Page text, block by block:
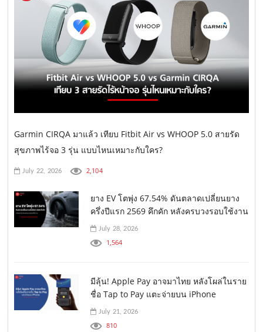
Garmin CIRQA มาแล้ว เทียบ Fitbit Air vs WHOOP 5.0 สายรัด
สุขภาพไร้จอ 3 รุ่น แบบไหนเหมาะกับใคร?
July 22, 2026 2,104
ยาง EV โตพุ่ง 67.54% ดันตลาดเปลี่ยนยาง
ครึ่งปีแรก 2569 คึกคัก หลังครบวงรอบใช้งาน
July 28, 2026
1,564
มีลุ้น! Apple Pay อาจมาไทย หลังโผล่ในราย
ชื่อ Tap to Pay แตะจ่ายบน iPhone
July 21, 2026
810